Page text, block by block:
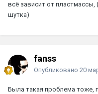
всё зависит от пластмассы,
шутка)
fanss
Опубликовано 20
Была такая проблема тоже,